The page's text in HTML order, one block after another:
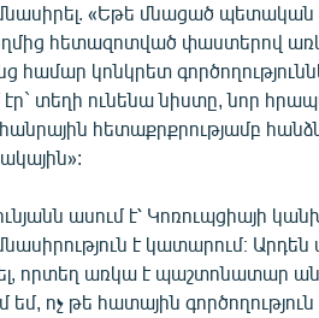
«Եթե մնացած
հետազոտված փաստերով
համար կոնկրետ
տեղի ունենա նիստը, նոր
հետաքրքրությամբ
ասում է՝ Կոռուպցիայի
է կատարում։
որտեղ առկա է պաշտոնատար
եմ, ոչ թե հատային